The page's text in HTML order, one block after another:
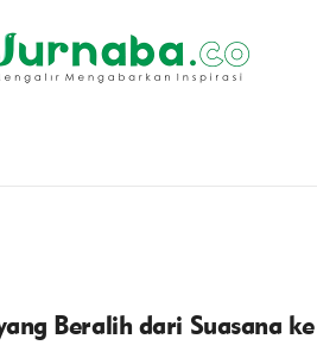
Beralih dari Suasana ke